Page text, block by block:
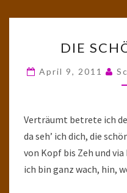
DIE
April 9, 2011
Verträumt betrete ich
da seh’ ich dich, die
von Kopf bis Zeh und via
ich bin ganz wach, hin,